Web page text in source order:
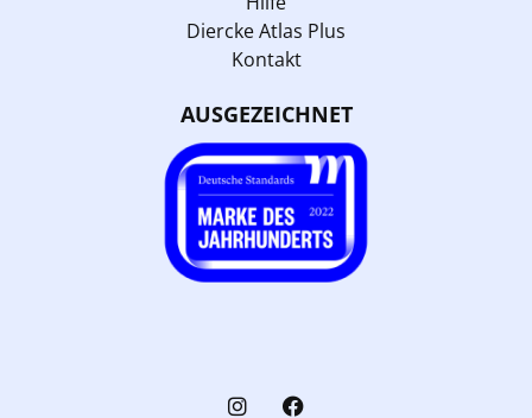
Diercke Atlas Plus
Kontakt
AUSGEZEICHNET